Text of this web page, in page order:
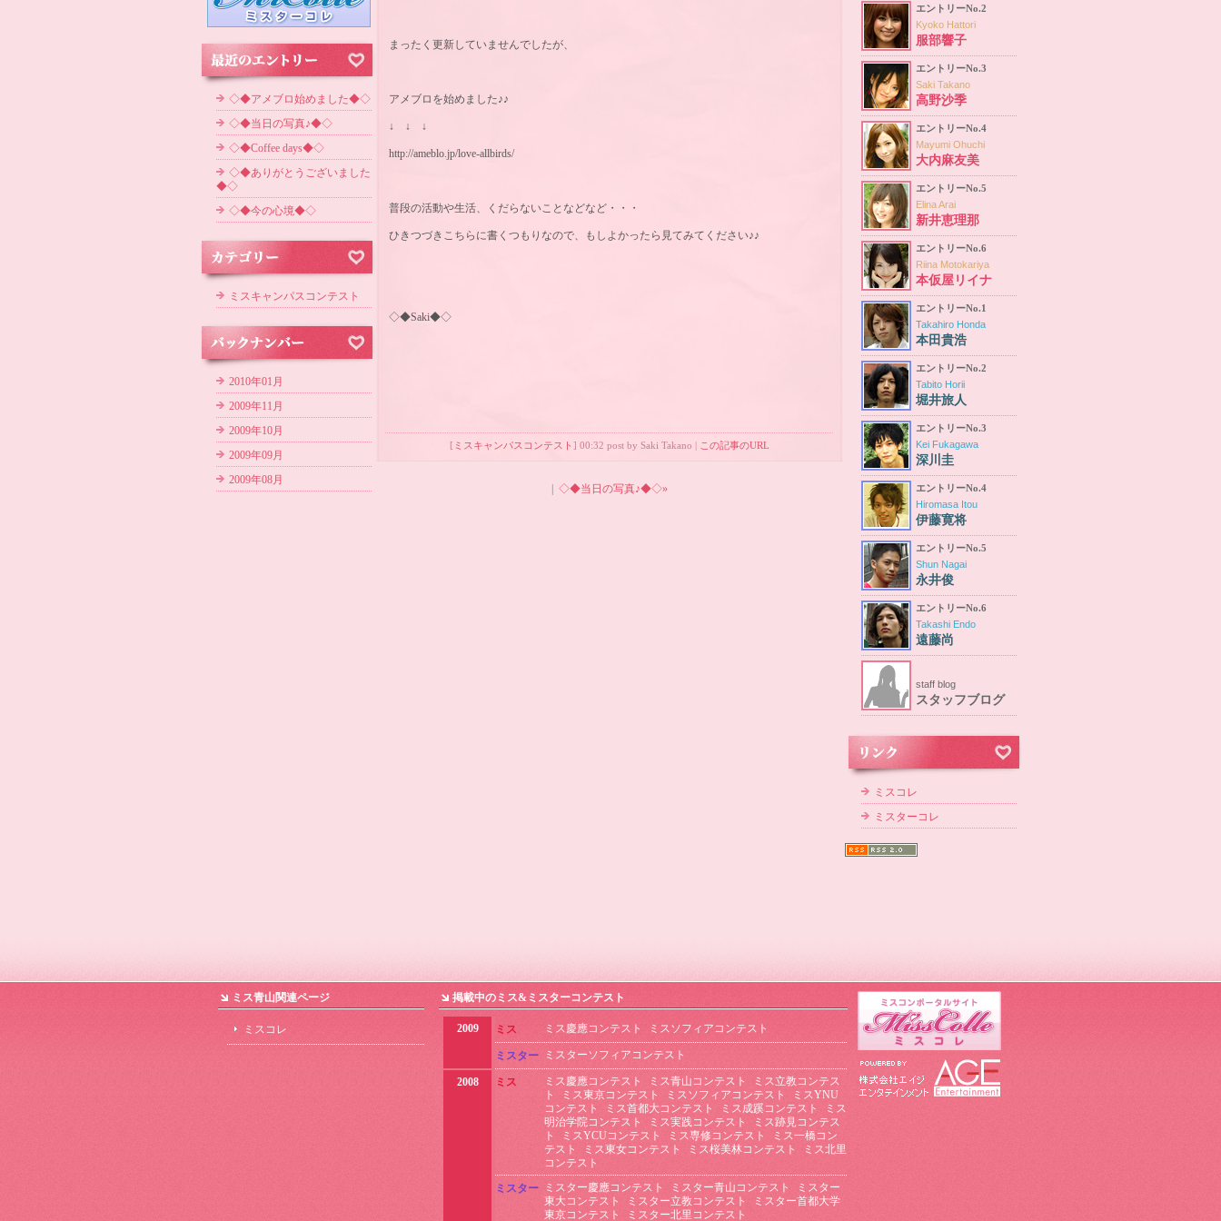
まったく更新していませんでしたが、
アメブロを始めました♪♪
↓ ↓ ↓
http://ameblo.jp/love-allbirds/
普段の活動や生活、くだらないことなどなど・・・
ひきつづきこちらに書くつもりなので、もしよかったら見てみてください♪♪
◇◆Saki◆◇
[ ミスキャンパスコンテスト ] 00:32 post by Saki Takano | この記事のURL
◇◆当日の写真♪◆◇»
エントリーNo.2
Kyoko Hattori
服部響子
エントリーNo.3
Saki Takano
高野沙季
エントリーNo.4
Mayumi Ohuchi
大内麻友美
エントリーNo.5
Elina Arai
新井恵理那
エントリーNo.6
Riina Motokariya
本仮屋リイナ
エントリーNo.1
Takahiro Honda
本田貴浩
エントリーNo.2
Tabito Horii
堀井旅人
エントリーNo.3
Kei Fukagawa
深川圭
エントリーNo.4
Hiromasa Itou
伊藤寛将
エントリーNo.5
Shun Nagai
永井俊
エントリーNo.6
Takashi Endo
遠藤尚
staff blog
スタッフブログ
ミスコレ
ミスターコレ
◇◆アメブロ始めました◆◇
◇◆当日の写真♪◆◇
◇◆Coffee days◆◇
◇◆ありがとうございました
◆◇
◇◆今の心境◆◇
ミスキャンパスコンテスト
2010年01月
2009年11月
2009年10月
2009年09月
2009年08月
ミス青山関連ページ
ミスコレ
掲載中のミス&ミスターコンテスト
2009 ミス ミス慶應コンテスト ミスソフィアコンテスト
ミスター ミスターソフィアコンテスト
2008 ミス ミス慶應コンテスト ミス青山コンテスト
ミス立教コンテス
ト
ミス東京コンテスト ミスソフィアコンテスト
ミスYNU
コンテスト
ミス首都大コンテスト ミス成蹊コンテスト
ミス
明治学院コンテスト
ミス実践コンテスト
ミス跡見コンテス
ト
ミスYCUコンテスト ミス専修コンテスト
ミス一橋コン
テスト
ミス東女コンテスト ミス桜美林コンテスト
ミス北里
コンテスト
ミスター
ミスター慶應コンテスト ミスター青山コンテスト
ミスター
東大コンテスト
ミスター立教コンテスト
ミスター首都大学
東京コンテスト
ミスター北里コンテスト